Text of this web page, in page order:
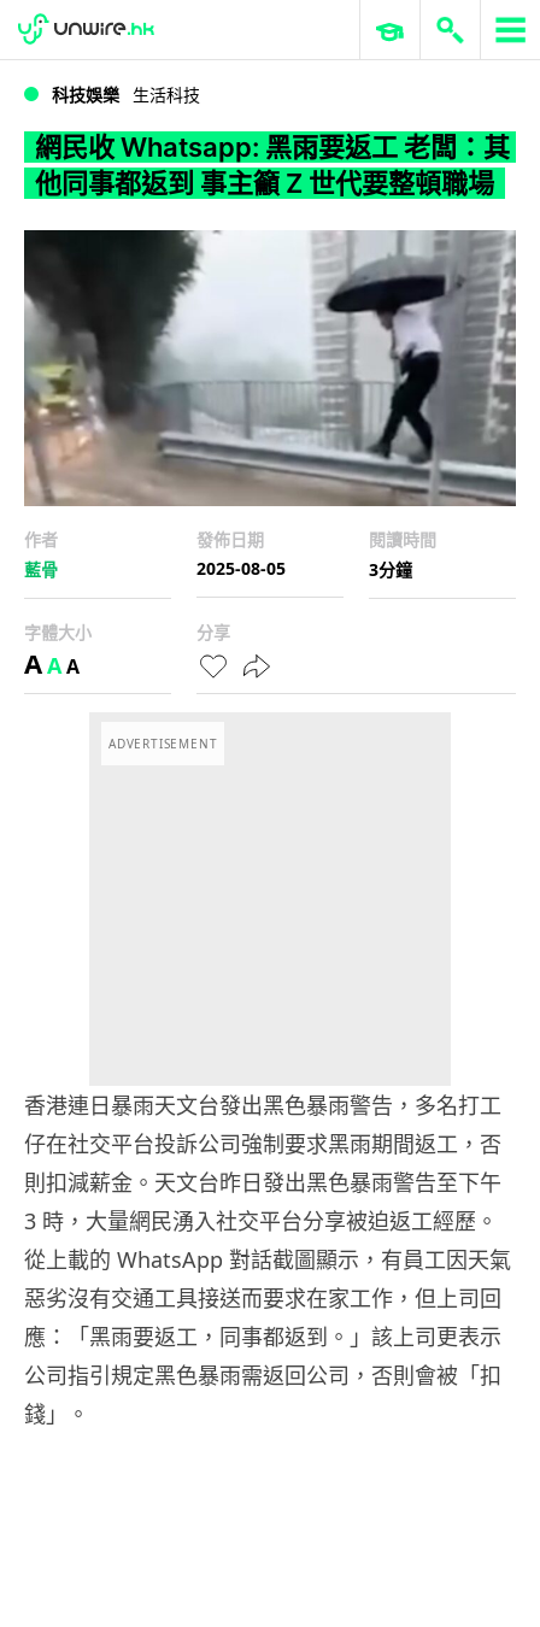
WWDC 2026 ERP 與商業 AI
科技娛樂 生活科技
網民收 Whatsapp: 黑雨要返工 老闆：其
他同事都返到 事主籲 Z 世代要整頓職場
作者
藍骨
發佈日期
2025-08-05
閱讀時間
3分鐘
字體大小
AAA
分享
ADVERTISEMENT
香港連日暴雨天文台發出黑色暴雨警告，多名打工
仔在社交平台投訴公司強制要求黑雨期間返工，否
則扣減薪金。天文台昨日發出黑色暴雨警告至下午
3 時，大量網民湧入社交平台分享被迫返工經歷。
從上載的 WhatsApp 對話截圖顯示，有員工因天氣
惡劣沒有交通工具接送而要求在家工作，但上司回
應：「黑雨要返工，同事都返到。」該上司更表示
公司指引規定黑色暴雨需返回公司，否則會被「扣
錢」。